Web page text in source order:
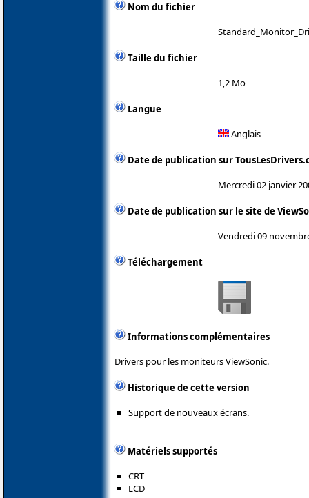
Nom du fichier
Taille du fichier
1,2 Mo
Langue
Anglais
Date de publication sur
Mercredi 02 janvier
Date de publication sur le site de
Vendredi 09
Téléchargement
Informations complémentaires
Drivers pour les moniteurs ViewSonic.
Historique de cette version
Support de nouveaux écrans.
Matériels supportés
CRT
LCD